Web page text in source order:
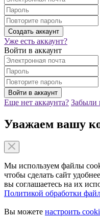
Уже есть аккаунт?
Войти в аккаунт
Еще нет аккаунта? Забыли
Уважаем вашу
Мы используем файлы
чтобы сделать сайт
вы соглашаетесь на их
Политикой обработки
Вы можете настроить